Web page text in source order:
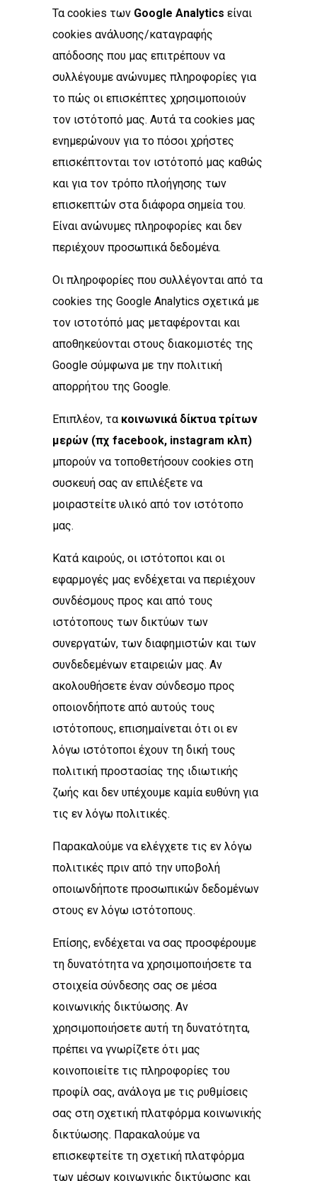
Τα cookies των Google Analytics είναι
cookies ανάλυσης/καταγραφής
απόδοσης που μας επιτρέπουν να
συλλέγουμε ανώνυμες πληροφορίες για
το πώς οι επισκέπτες χρησιμοποιούν
τον ιστότοπό μας. Αυτά τα cookies μας
ενημερώνουν για το πόσοι χρήστες
επισκέπτονται τον ιστότοπό μας καθώς
και για τον τρόπο πλοήγησης των
επισκεπτών στα διάφορα σημεία του.
Είναι ανώνυμες πληροφορίες και δεν
περιέχουν προσωπικά δεδομένα.
Οι πληροφορίες που συλλέγονται από τα
cookies της Google Analytics σχετικά με
τον ιστοτόπό μας μεταφέρονται και
αποθηκεύονται στους διακομιστές της
Google σύμφωνα με την πολιτική
απορρήτου της Google.
Επιπλέον, τα κοινωνικά δίκτυα τρίτων
μερών (πχ facebook, instagram κλπ)
μπορούν να τοποθετήσουν cookies στη
συσκευή σας αν επιλέξετε να
μοιραστείτε υλικό από τον ιστότοπο
μας.
Κατά καιρούς, οι ιστότοποι και οι
εφαρμογές μας ενδέχεται να περιέχουν
συνδέσμους προς και από τους
ιστότοπους των δικτύων των
συνεργατών, των διαφημιστών και των
συνδεδεμένων εταιρειών μας. Αν
ακολουθήσετε έναν σύνδεσμο προς
οποιονδήποτε από αυτούς τους
ιστότοπους, επισημαίνεται ότι οι εν
λόγω ιστότοποι έχουν τη δική τους
πολιτική προστασίας της ιδιωτικής
ζωής και δεν υπέχουμε καμία ευθύνη για
τις εν λόγω πολιτικές.
Παρακαλούμε να ελέγχετε τις εν λόγω
πολιτικές πριν από την υποβολή
οποιωνδήποτε προσωπικών δεδομένων
στους εν λόγω ιστότοπους.
Επίσης, ενδέχεται να σας προσφέρουμε
τη δυνατότητα να χρησιμοποιήσετε τα
στοιχεία σύνδεσης σας σε μέσα
κοινωνικής δικτύωσης. Αν
χρησιμοποιήσετε αυτή τη δυνατότητα,
πρέπει να γνωρίζετε ότι μας
κοινοποιείτε τις πληροφορίες του
προφίλ σας, ανάλογα με τις ρυθμίσεις
σας στη σχετική πλατφόρμα κοινωνικής
δικτύωσης. Παρακαλούμε να
επισκεφτείτε τη σχετική πλατφόρμα
των μέσων κοινωνικής δικτύωσης και